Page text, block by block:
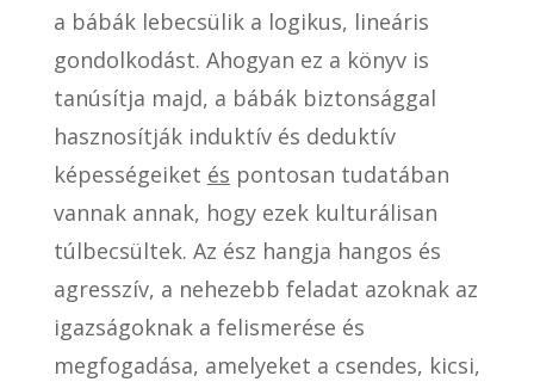
a bábák lebecsülik a logikus, lineáris
gondolkodást. Ahogyan ez a könyv is
tanúsítja majd, a bábák biztonsággal
hasznosítják induktív és deduktív
képességeiket és pontosan tudatában
vannak annak, hogy ezek kulturálisan
túlbecsültek. Az ész hangja hangos és
agresszív, a nehezebb feladat azoknak az
igazságoknak a felismerése és
megfogadása, amelyeket a csendes, kicsi,